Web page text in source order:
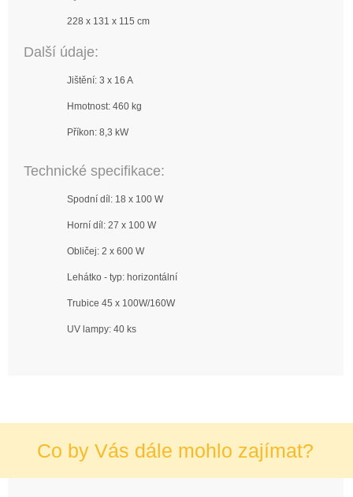
228 x 131 x 115 cm
Další údaje:
Jištění: 3 x 16 A
Hmotnost: 460 kg
Příkon: 8,3 kW
Technické specifikace:
Spodní díl: 18 x 100 W
Horní díl: 27 x 100 W
Obličej: 2 x 600 W
Lehátko - typ: horizontální
Trubice 45 x 100W/160W
UV lampy: 40 ks
Co by Vás dále mohlo zajímat?